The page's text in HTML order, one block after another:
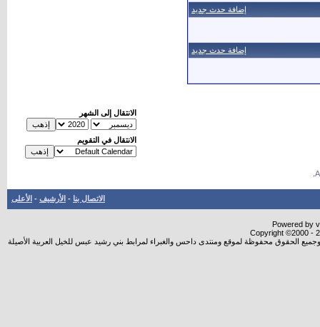
إضافة حدث جديد
إضافة حدث جديد
الانتقال إلى الشهر
الانتقال في التقويم
الاتصال بنا - الأرشيف - الأعلى
Powered by
Copyright ©2000 -
الحقوق محفوظة لموقع ومنتدى داحس والغبراء لمرابط بني رشيد عبس للخيل العربية الأصيلة